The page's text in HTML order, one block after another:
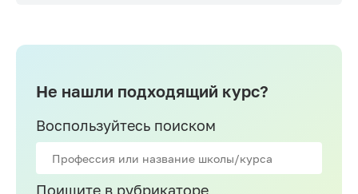
Не нашли подходящий курс?
Воспользуйтесь поиском
Поищите в рубрикаторе